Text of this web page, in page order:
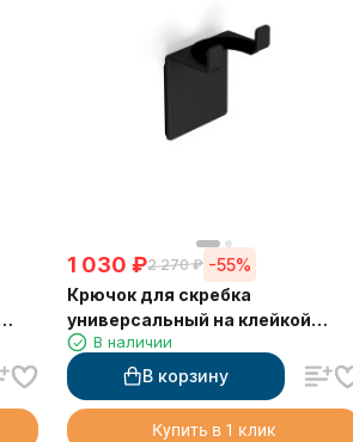
1 030 ₽2 270 ₽ -55%
Крючок для скребка
универсальный на клейкой
основе LANGBERGER 75183-10-
00-BPC черный
В наличии
В корзину
Купить в 1 клик